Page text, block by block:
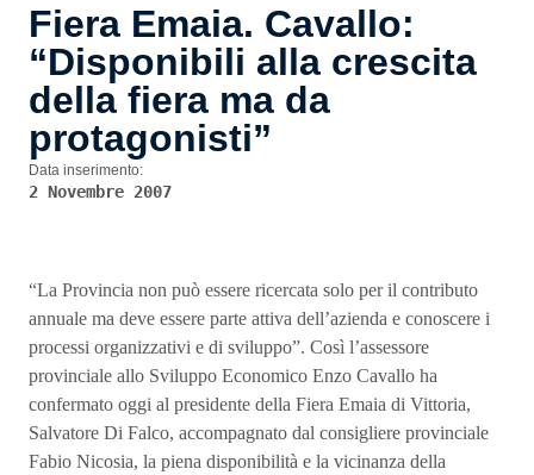
Fiera Emaia. Cavallo:
“Disponibili alla crescita
della fiera ma da
protagonisti”
Data inserimento:
2 Novembre 2007
“La Provincia non può essere ricercata solo per il contributo
annuale ma deve essere parte attiva dell’azienda e conoscere i
processi organizzativi e di sviluppo”. Così l’assessore
provinciale allo Sviluppo Economico Enzo Cavallo ha
confermato oggi al presidente della Fiera Emaia di Vittoria,
Salvatore Di Falco, accompagnato dal consigliere provinciale
Fabio Nicosia, la piena disponibilità e la vicinanza della